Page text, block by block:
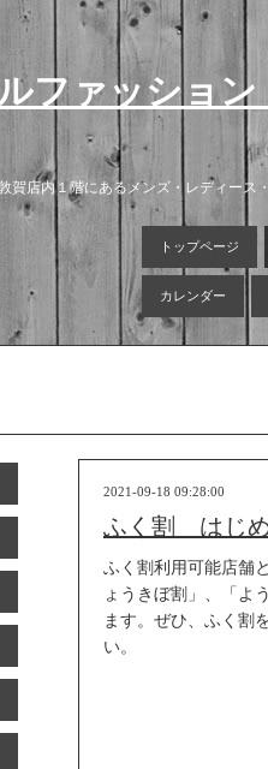
ファッショ
賀店内１階にあるメンズ・レディー
トップページ
カレンダー
2021-09-18 09:28:00
ふく割 はじ
ふく割利用可能店舗
ょうきぼ割」、「よ
ます。ぜひ、ふく割
い。